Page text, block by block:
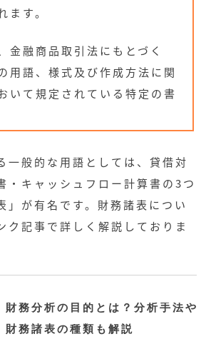
ます。
金融商品取引法にもとづく
用語、様式及び作成方法に関
いて規定されている特定の書
一般的な用語としては、貸借対
・キャッシュフロー計算書の3つ
」が有名です。財務諸表につい
ク記事で詳しく解説しておりま
財務分析の目的とは？分析手法や
財務諸表の種類も解説